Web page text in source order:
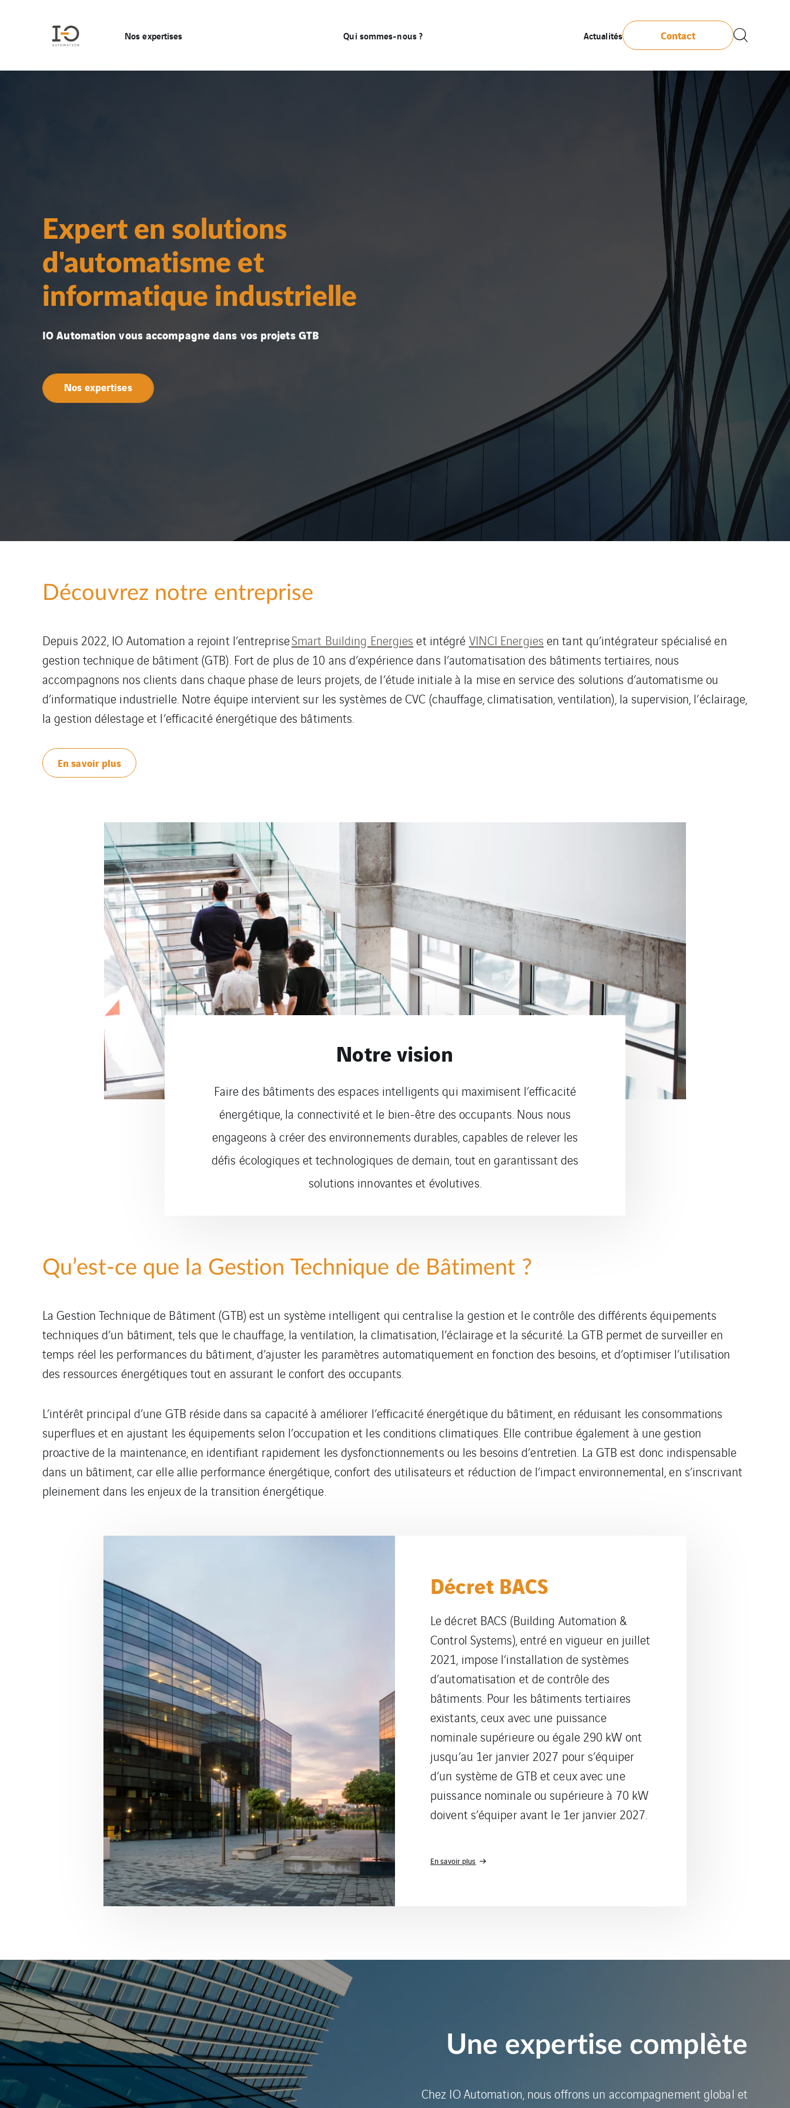
Nos expertises Qui sommes-nous ? Actualités Contact
Expert en solutions
d'automatisme et
informatique industrielle
IO Automation vous accompagne dans vos projets GTB
Nos expertises
Découvrez notre entreprise
Depuis 2022, IO Automation a rejoint l’entrepriseSmart Building Energies et intégré VINCI Energies en tant qu’intégrateur spécialisé en
gestion technique de bâtiment (GTB). Fort de plus de 10 ans d’expérience dans l’automatisation des bâtiments tertiaires, nous
accompagnons nos clients dans chaque phase de leurs projets, de l’étude initiale à la mise en service des solutions d’automatisme ou
d’informatique industrielle. Notre équipe intervient sur les systèmes de CVC (chauffage, climatisation, ventilation), la supervision, l’éclairage,
la gestion délestage et l’efficacité énergétique des bâtiments.
En savoir plus
Notre vision
Faire des bâtiments des espaces intelligents qui maximisent l’efficacité
énergétique, la connectivité et le bien-être des occupants. Nous nous
engageons à créer des environnements durables, capables de relever les
défis écologiques et technologiques de demain, tout en garantissant des
solutions innovantes et évolutives.
Qu’est-ce que la Gestion Technique de Bâtiment ?
La Gestion Technique de Bâtiment (GTB) est un système intelligent qui centralise la gestion et le contrôle des différents équipements
techniques d’un bâtiment, tels que le chauffage, la ventilation, la climatisation, l’éclairage et la sécurité. La GTB permet de surveiller en
temps réel les performances du bâtiment, d’ajuster les paramètres automatiquement en fonction des besoins, et d’optimiser l’utilisation
des ressources énergétiques tout en assurant le confort des occupants.
L’intérêt principal d’une GTB réside dans sa capacité à améliorer l’efficacité énergétique du bâtiment, en réduisant les consommations
superflues et en ajustant les équipements selon l’occupation et les conditions climatiques. Elle contribue également à une gestion
proactive de la maintenance, en identifiant rapidement les dysfonctionnements ou les besoins d’entretien. La GTB est donc indispensable
dans un bâtiment, car elle allie performance énergétique, confort des utilisateurs et réduction de l’impact environnemental, en s’inscrivant
pleinement dans les enjeux de la transition énergétique.
Décret BACS
Le décret BACS (Building Automation &
Control Systems), entré en vigueur en juillet
2021, impose l’installation de systèmes
d’automatisation et de contrôle des
bâtiments. Pour les bâtiments tertiaires
existants, ceux avec une puissance
nominale supérieure ou égale 290 kW ont
jusqu’au 1er janvier 2027 pour s’équiper
d’un système de GTB et ceux avec une
puissance nominale ou supérieure à 70 kW
doivent s’équiper avant le 1er janvier 2027.
En savoir plus
Une expertise complète
Chez IO Automation, nous offrons un accompagnement global et